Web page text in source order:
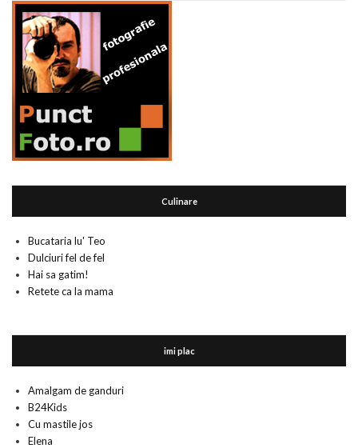
Culinare
Bucataria lu' Teo
Dulciuri fel de fel
Hai sa gatim!
Retete ca la mama
imi plac
Amalgam de ganduri
B24Kids
Cu mastile jos
Elena